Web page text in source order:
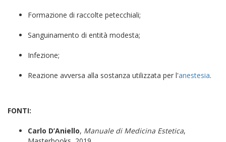
Formazione di raccolte petecchiali;
Sanguinamento di entità modesta;
Infezione;
Reazione avversa alla sostanza utilizzata per l'anestesia.
FONTI:
Carlo D’Aniello, Manuale di Medicina Estetica,